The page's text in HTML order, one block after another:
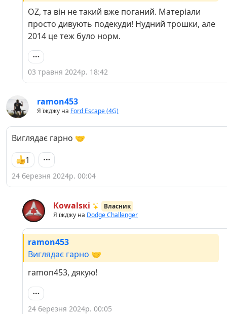
OZ, та він не такий вже поганий. Матеріали
просто дивують подекуди! Нудний трошки, але
2014 це теж було норм.
03 травня 2024р. 18:42
ramon453
Я їжджу на Ford Escape (4G)
Виглядає гарно 🤝
1
24 березня 2024р. 00:04
Кowаlsкі
Власник
Я їжджу на Dodge Challenger
ramon453
Виглядає гарно 🤝
ramon453, дякую!
24 березня 2024р. 00:05